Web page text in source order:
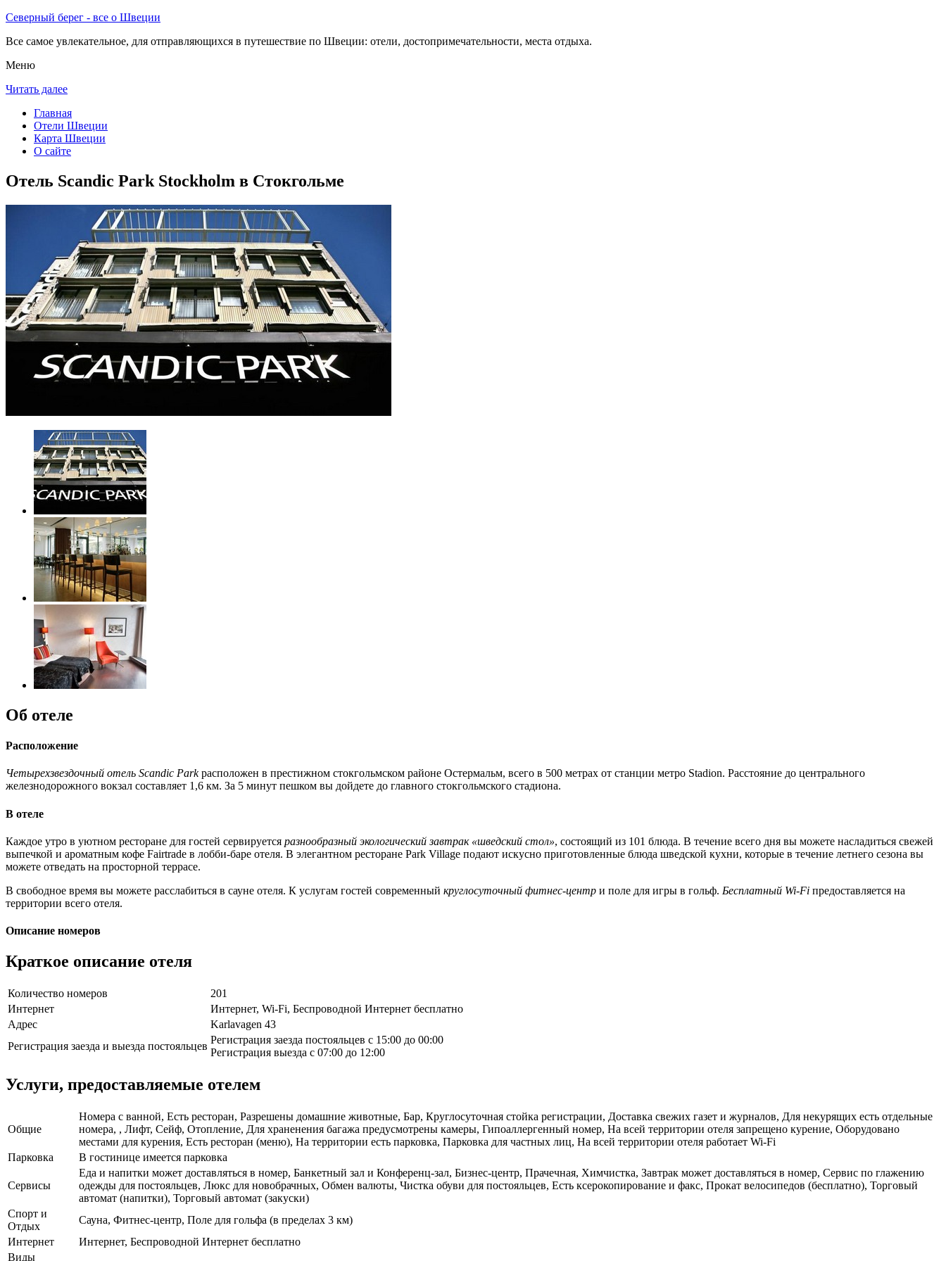
Северный берег - все о Швеции
Все самое увлекательное, для отправляющихся в путешествие по Швеции: отели, достопримечательности, места отдыха.
Меню
Читать далее
Главная
Отели Швеции
Карта Швеции
О сайте
Отель Scandic Park Stockholm в Стокгольме
Об отеле
Расположение
Четырехзвездочный отель Scandic Parkрасположен в престижном стокгольмском районе Остермальм, всего в 500 метрах от станции метро Stadion. Расстояние до центрального
железнодорожного вокзал составляет 1,6 км. За 5 минут пешком вы дойдете до главного стокгольмского стадиона.
В отеле
Каждое утро в уютном ресторане для гостей сервируется разнообразный экологический завтрак «шведский стол», состоящий из 101 блюда. В течение всего дня вы можете насладиться свежей
выпечкой и ароматным кофе Fairtrade в лобби-баре отеля. В элегантном ресторане Park Village подают искусно приготовленные блюда шведской кухни, которые в течение летнего сезона вы
можете отведать на просторной террасе.
В свободное время вы можете расслабиться в сауне отеля. К услугам гостей современный круглосуточный фитнес-центр и поле для игры в гольф. Бесплатный Wi-Fi предоставляется на
территории всего отеля.
Описание номеров
Краткое описание отеля
Количество номеров
201
Интернет
Интернет, Wi-Fi, Беспроводной Интернет бесплатно
Адрес
Karlavagen 43
Регистрация заезда и выезда постояльцев
Регистрация заезда постояльцев с 15:00 до 00:00
Регистрация выезда с 07:00 до 12:00
Услуги, предоставляемые отелем
Общие
Номера с ванной, Есть ресторан, Разрешены домашние животные, Бар, Круглосуточная стойка регистрации, Доставка свежих газет и журналов, Для некурящих есть отдельные
номера, , Лифт, Сейф, Отопление, Для храненения багажа предусмотрены камеры, Гипоаллергенный номер, На всей территории отеля запрещено курение, Оборудовано
местами для курения, Есть ресторан (меню), На территории есть парковка, Парковка для частных лиц, На всей территории отеля работает Wi-Fi
Парковка
В гостинице имеется парковка
Сервисы
Еда и напитки может доставляться в номер, Банкетный зал и Конференц-зал, Бизнес-центр, Прачечная, Химчистка, Завтрак может доставляться в номер, Сервис по глажению
одежды для постояльцев, Люкс для новобрачных, Обмен валюты, Чистка обуви для постояльцев, Есть ксерокопирование и факс, Прокат велосипедов (бесплатно), Торговый
автомат (напитки), Торговый автомат (закуски)
Спорт и
Отдых
Сауна, Фитнес-центр, Поле для гольфа (в пределах 3 км)
Интернет
Интернет, Беспроводной Интернет бесплатно
Виды